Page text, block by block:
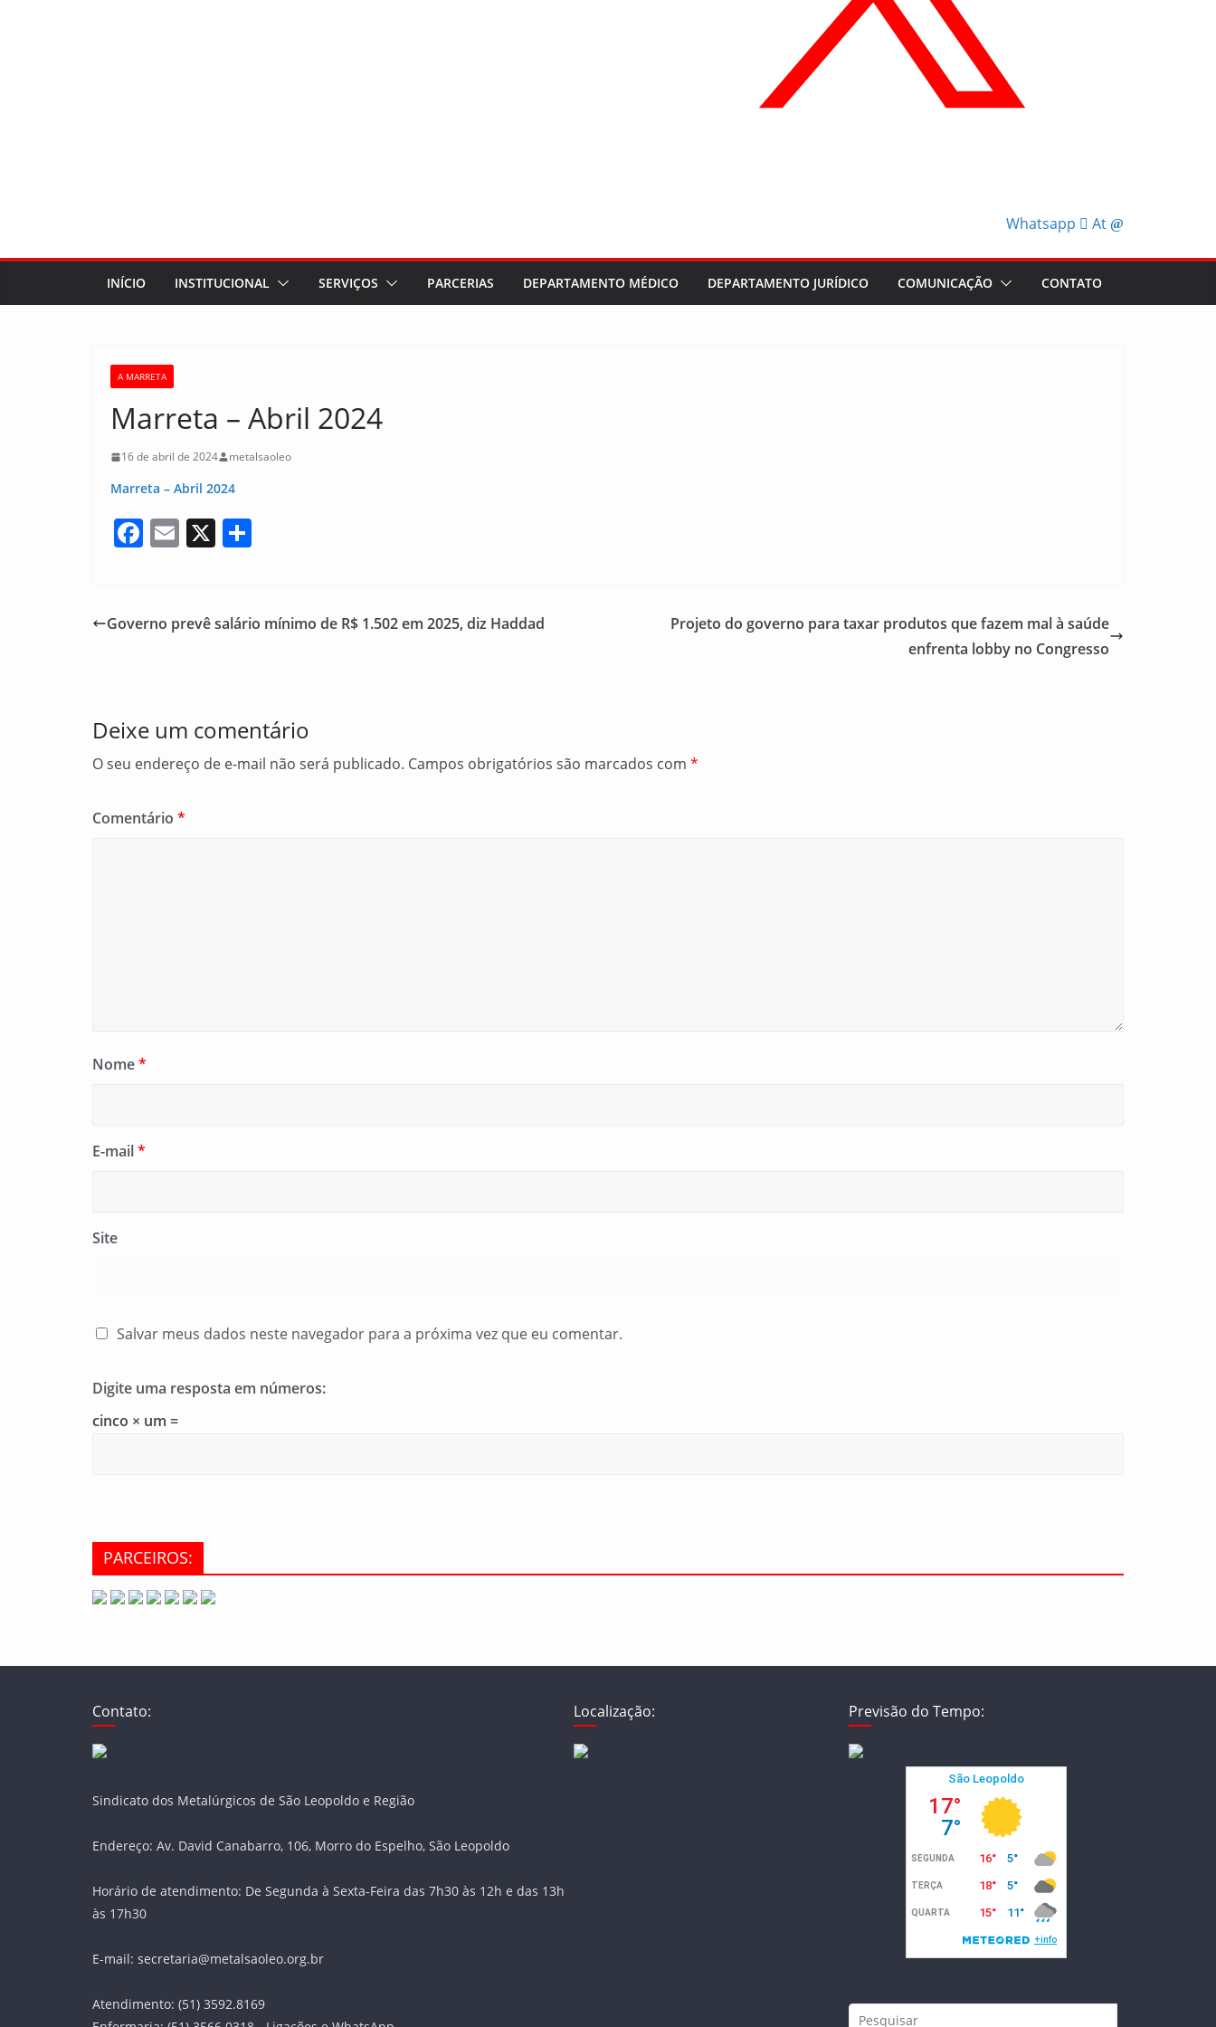
Whatsapp At
INÍCIO INSTITUCIONAL SERVIÇOS PARCERIAS DEPARTAMENTO MÉDICO DEPARTAMENTO JURÍDICO COMUNICAÇÃO CONTATO
A MARRETA
Marreta – Abril 2024
16 de abril de 2024 metalsaoleo
Marreta – Abril 2024
F
e
k
E
l
X
e
Governo prevê salário mínimo de R$ 1.502 em 2025, diz Haddad
Projeto do governo para taxar produtos que fazem mal à saúde
enfrenta lobby no Congresso
Deixe um comentário
O seu endereço de e-mail não será publicado. Campos obrigatórios são marcados com *
Comentário *
Nome*
E-mail*
Site
Salvar meus dados neste navegador para a próxima vez que eu comentar.
Digite uma resposta em números:
cinco × um =
PARCEIROS:
Contato:
Sindicato dos Metalúrgicos de São Leopoldo e Região
Endereço: Av. David Canabarro, 106, Morro do Espelho, São Leopoldo
Horário de atendimento: De Segunda à Sexta-Feira das 7h30 às 12h e das 13h
às 17h30
E-mail: secretaria@metalsaoleo.org.br
Atendimento: (51) 3592.8169
Localização: Previsão do Tempo: